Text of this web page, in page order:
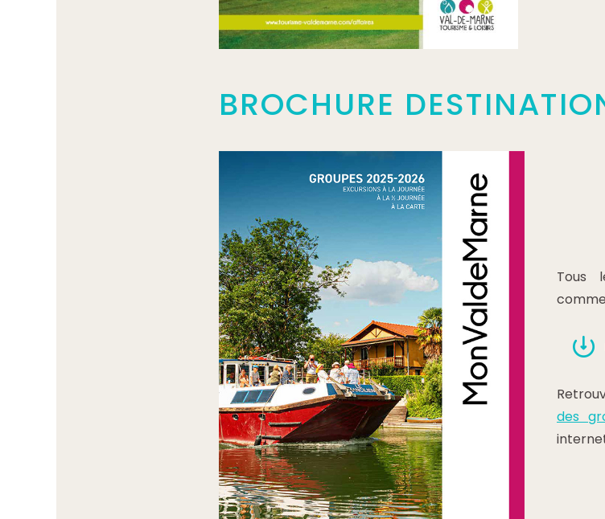
BROCHURE
Tous
des